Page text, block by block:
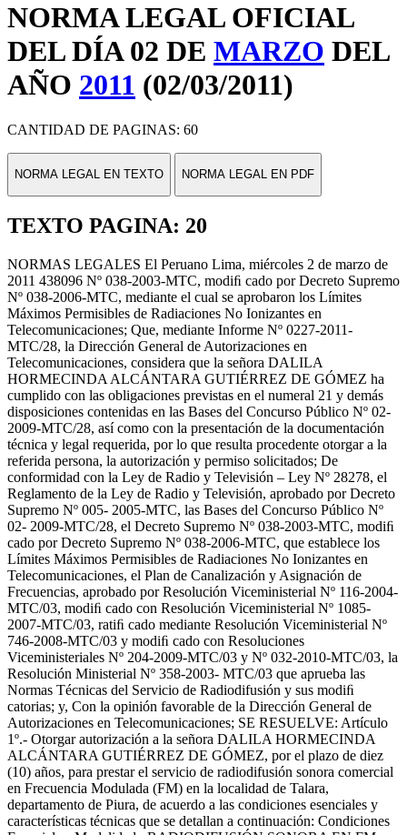
NORMA LEGAL OFICIAL
DEL DÍA 02 DE MARZO DEL
AÑO 2011 (02/03/2011)
CANTIDAD DE PAGINAS: 60
NORMA LEGAL EN TEXTO NORMA LEGAL EN PDF
TEXTO PAGINA: 20
NORMAS LEGALES El Peruano Lima, miércoles 2 de marzo de
2011 438096 Nº 038-2003-MTC, modiﬁ cado por Decreto Supremo
Nº 038-2006-MTC, mediante el cual se aprobaron los Límites
Máximos Permisibles de Radiaciones No Ionizantes en
Telecomunicaciones; Que, mediante Informe Nº 0227-2011-
MTC/28, la Dirección General de Autorizaciones en
Telecomunicaciones, considera que la señora DALILA
HORMECINDA ALCÁNTARA GUTIÉRREZ DE GÓMEZ ha
cumplido con las obligaciones previstas en el numeral 21 y demás
disposiciones contenidas en las Bases del Concurso Público Nº 02-
2009-MTC/28, así como con la presentación de la documentación
técnica y legal requerida, por lo que resulta procedente otorgar a la
referida persona, la autorización y permiso solicitados; De
conformidad con la Ley de Radio y Televisión – Ley Nº 28278, el
Reglamento de la Ley de Radio y Televisión, aprobado por Decreto
Supremo Nº 005- 2005-MTC, las Bases del Concurso Público Nº
02- 2009-MTC/28, el Decreto Supremo Nº 038-2003-MTC, modiﬁ
cado por Decreto Supremo Nº 038-2006-MTC, que establece los
Límites Máximos Permisibles de Radiaciones No Ionizantes en
Telecomunicaciones, el Plan de Canalización y Asignación de
Frecuencias, aprobado por Resolución Viceministerial Nº 116-2004-
MTC/03, modiﬁ cado con Resolución Viceministerial Nº 1085-
2007-MTC/03, ratiﬁ cado mediante Resolución Viceministerial Nº
746-2008-MTC/03 y modiﬁ cado con Resoluciones
Viceministeriales Nº 204-2009-MTC/03 y Nº 032-2010-MTC/03, la
Resolución Ministerial Nº 358-2003- MTC/03 que aprueba las
Normas Técnicas del Servicio de Radiodifusión y sus modiﬁ
catorias; y, Con la opinión favorable de la Dirección General de
Autorizaciones en Telecomunicaciones; SE RESUELVE: Artículo
1º.- Otorgar autorización a la señora DALILA HORMECINDA
ALCÁNTARA GUTIÉRREZ DE GÓMEZ, por el plazo de diez
(10) años, para prestar el servicio de radiodifusión sonora comercial
en Frecuencia Modulada (FM) en la localidad de Talara,
departamento de Piura, de acuerdo a las condiciones esenciales y
características técnicas que se detallan a continuación: Condiciones